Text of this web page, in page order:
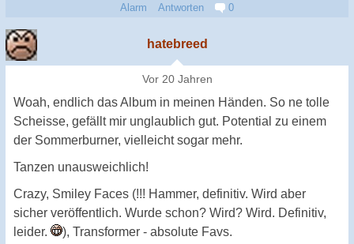
Alarm Antworten 0
hatebreed
Vor 20 Jahren
Woah, endlich das Album in meinen Händen. So ne tolle
Scheisse, gefällt mir unglaublich gut. Potential zu einem
der Sommerburner, vielleicht sogar mehr.
Tanzen unausweichlich!
Crazy, Smiley Faces (!!! Hammer, definitiv. Wird aber
sicher veröffentlich. Wurde schon? Wird? Wird. Definitiv,
leider.
), Transformer - absolute Favs.